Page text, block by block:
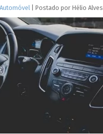
Automóvel Postado por Hélio Alves